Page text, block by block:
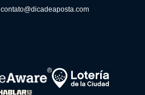
contato@dicadeaposta.com